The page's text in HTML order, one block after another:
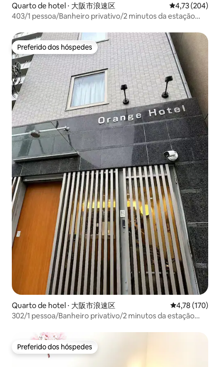
Quarto de hotel ⋅ 大阪市浪速区 4,73 de uma
4,73 (204)
403/1 pessoa/Banheiro privativo/2 minutos da estação
Aeroporto de Kansai/Orange
Preferido dos hóspedes
Preferido dos hóspedes
Quarto de hotel ⋅ 大阪市浪速区 4,78 de uma
4,78 (170)
302/1 pessoa/Banheiro privativo/2 minutos da estação
Aeroporto de Kansai/Orange
Preferido dos hóspedes
Preferido dos hóspedes